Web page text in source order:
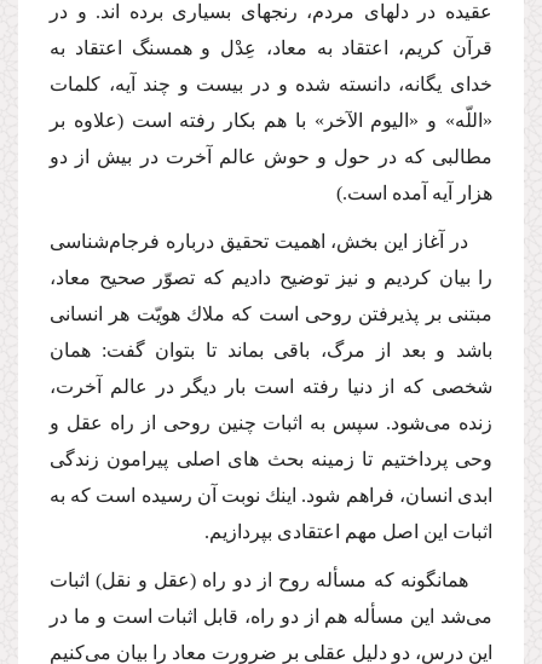
عقیده در دلهاى مردم، رنجهاى بسیارى برده اند. و در
قرآن كریم، اعتقاد به معاد، عِدْل و همسنگ اعتقاد به
خداى یگانه، دانسته شده و در بیست و چند آیه، كلمات
«اللّه» و «الیوم الآخر» با هم بكار رفته است (علاوه بر
مطالبى كه در حول و حوش عالم آخرت در بیش از دو
هزار آیه آمده است.)
در آغاز این بخش، اهمیت تحقیق درباره فرجام‌شناسى
را بیان كردیم و نیز توضیح دادیم كه تصوّر صحیح معاد،
مبتنى بر پذیرفتن روحى است كه ملاك هویّت هر انسانى
باشد و بعد از مرگ، باقى بماند تا بتوان گفت: همان
شخصى كه از دنیا رفته است بار دیگر در عالم آخرت،
زنده مى‌شود. سپس به اثبات چنین روحى از راه عقل و
وحى پرداختیم تا زمینه بحث هاى اصلى پیرامون زندگى
ابدى انسان، فراهم شود. اینك نوبت آن رسیده است كه به
اثبات این اصل مهم اعتقادى بپردازیم.
همانگونه كه مسأله روح از دو راه (عقل و نقل) اثبات
مى‌شد این مسأله هم از دو راه، قابل اثبات است و ما در
این درس، دو دلیل عقلى بر ضرورت معاد را بیان مى‌كنیم